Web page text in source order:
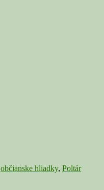
občianske hliadky, Poltár